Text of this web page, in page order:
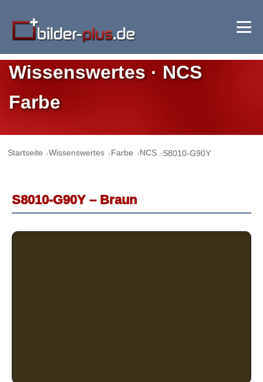
Wissenswertes · NCS
Farbe
Startseite Wissenswertes Farbe NCS S8010-G90Y
S8010-G90Y – Braun